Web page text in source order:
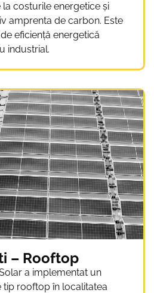
costurile energetice și
amprenta de carbon. Este
eficiență energetică
industrial.
– Rooftop
a implementat un
rooftop în localitatea